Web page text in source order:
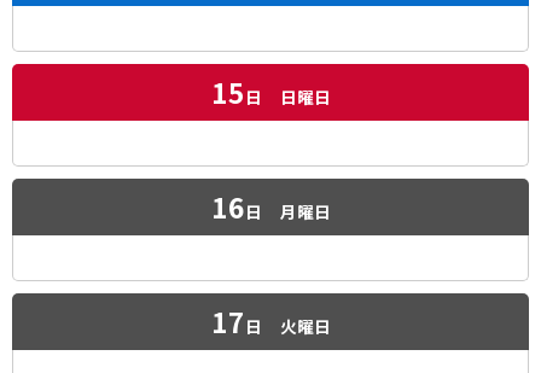
15 日 日曜日
16日 月曜日
17 日 火曜日